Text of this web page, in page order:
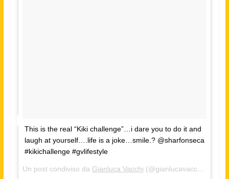
This is the real “Kiki challenge”…i dare you to do it and
laugh at yourself….life is a joke…smile.? @sharfonseca
#kikichallenge #gvlifestyle
Un post condiviso da Gianluca Vacchi (@gianlucavacchi) in data: